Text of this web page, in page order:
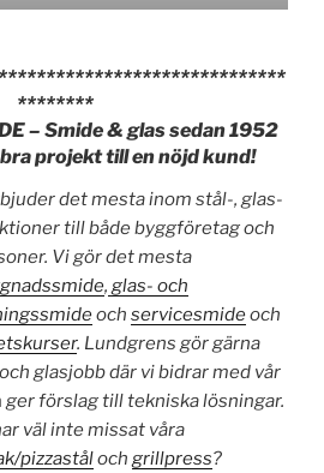
********
– Smide & glas sedan 1952
projekt till en nöjd kund!
det mesta inom stål-, glas-
till både byggföretag och
Vi gör det mesta
, glas- och
och servicesmideoch
. Lundgrens gör gärna
glasjobb där vi bidrar med vår
ger förslag till tekniska lösningar.
väl inte missat våra
pizzaståloch grillpress?